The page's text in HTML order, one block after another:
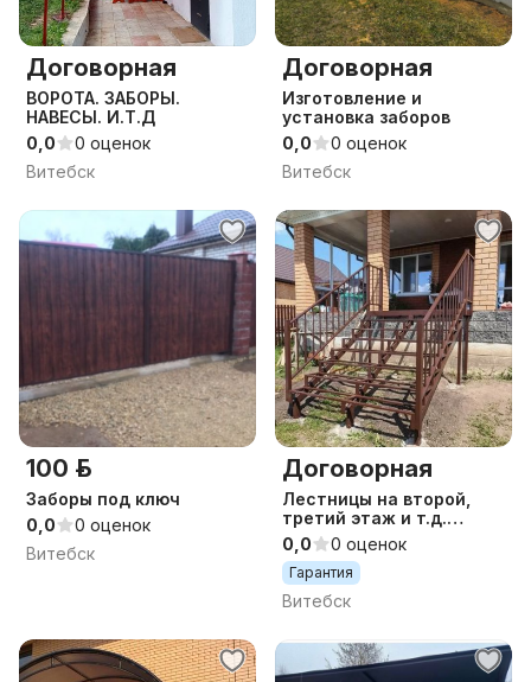
Договорная
ВОРОТА. ЗАБОРЫ.
НАВЕСЫ. И.Т.Д
0,0
0 оценок
Витебск
Договорная
Изготовление и
установка заборов
0,0
0 оценок
Витебск
100 р.
Заборы под ключ
0,0
0 оценок
Витебск
Договорная
Лестницы на второй,
третий этаж и т.д.
,Пожарные и
технические лестницы,
металлокаркасы.
0,0 0 оценок
Гарантия
Витебск